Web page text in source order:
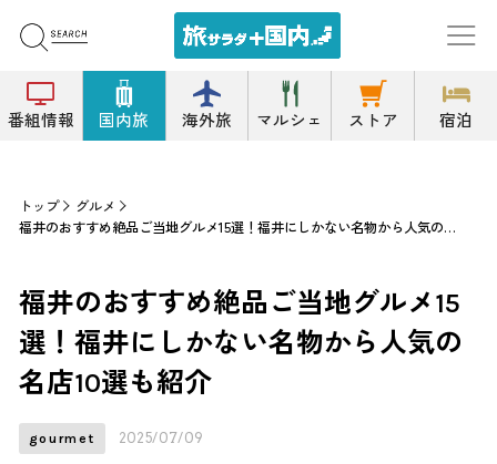
番組情報 国内旅 海外旅 マルシェ ストア 宿泊
トップ
グルメ
福井のおすすめ絶品ご当地グルメ15選！福井にしかない名物から人気の名店10選も紹介
福井のおすすめ絶品ご当地グルメ15
選！福井にしかない名物から人気の
名店10選も紹介
gourmet 2025/07/09